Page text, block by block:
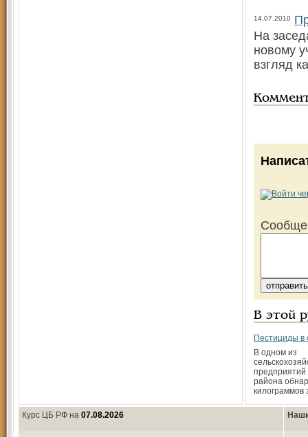
14.07.2010
На
новому
взгляд
В этой
Пестициды в
В одном из
предприятий
района
Курс ЦБ РФ на 07.08.2026